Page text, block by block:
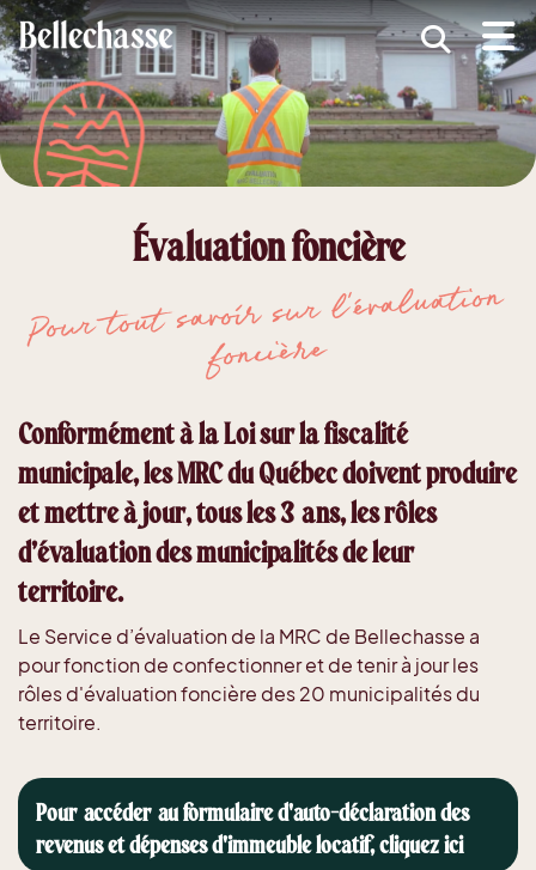
(MRC )
(Développement économique )
(Services )
(Guide d'accueil nouveaux arrivants )
Évaluation foncière
Pour tout savoir sur l’évaluation
foncière
Conformément à la Loi sur la fiscalité
municipale, les MRC du Québec doivent produire
et mettre à jour, tous les 3 ans, les rôles
d’évaluation des municipalités de leur
territoire.
Le Service d’évaluation de la MRC de Bellechasse a
pour fonction de confectionner et de tenir à jour les
rôles d'évaluation foncière des 20 municipalités du
territoire.
Pour accéder au formulaire d'auto-déclaration des
revenus et dépenses d'immeuble locatif, cliquez ici